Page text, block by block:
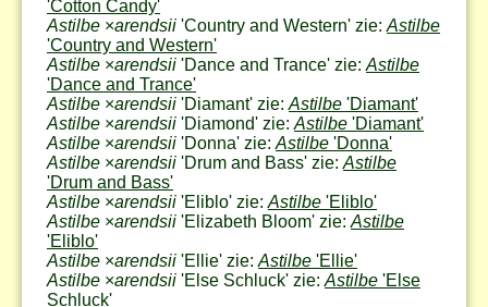
'Cotton Candy'
Astilbe ×arendsii 'Country and Western' zie: Astilbe
'Country and Western'
Astilbe ×arendsii 'Dance and Trance' zie: Astilbe
'Dance and Trance'
Astilbe ×arendsii 'Diamant' zie: Astilbe 'Diamant'
Astilbe ×arendsii 'Diamond' zie: Astilbe 'Diamant'
Astilbe ×arendsii 'Donna' zie: Astilbe 'Donna'
Astilbe ×arendsii 'Drum and Bass' zie: Astilbe
'Drum and Bass'
Astilbe ×arendsii 'Eliblo' zie: Astilbe 'Eliblo'
Astilbe ×arendsii 'Elizabeth Bloom' zie: Astilbe
'Eliblo'
Astilbe ×arendsii 'Ellie' zie: Astilbe 'Ellie'
Astilbe ×arendsii 'Else Schluck' zie: Astilbe 'Else
Schluck'